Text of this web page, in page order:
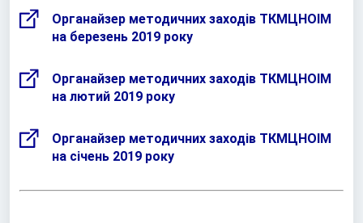
Органайзер методичних заходів ТКМЦНОІМ
на березень 2019 року
Органайзер методичних заходів ТКМЦНОІМ
на лютий 2019 року
Органайзер методичних заходів ТКМЦНОІМ
на січень 2019 року